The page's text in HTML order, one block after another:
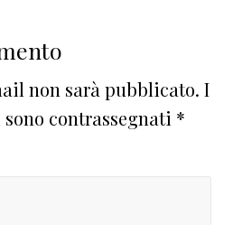
non sarà pubblicato. I
contrassegnati *